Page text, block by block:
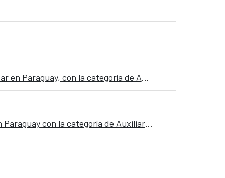
Convocatoria para el ingreso como personal laboral fijo en el Centro Cultural de España Juan de Salazar en Paraguay, con la categoría de Auxiliar Administrativo/a
Convocatoria para ingreso como personal laboral fijo en la oficina de la Cooperación Española (OCE) en Paraguay con la categoría de Auxiliar Administrativo